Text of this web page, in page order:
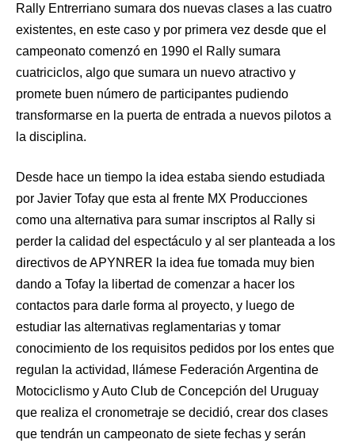
Rally Entrerriano sumara dos nuevas clases a las cuatro
existentes, en este caso y por primera vez desde que el
campeonato comenzó en 1990 el Rally sumara
cuatriciclos, algo que sumara un nuevo atractivo y
promete buen número de participantes pudiendo
transformarse en la puerta de entrada a nuevos pilotos a
la disciplina.
Desde hace un tiempo la idea estaba siendo estudiada
por Javier Tofay que esta al frente MX Producciones
como una alternativa para sumar inscriptos al Rally si
perder la calidad del espectáculo y al ser planteada a los
directivos de APYNRER la idea fue tomada muy bien
dando a Tofay la libertad de comenzar a hacer los
contactos para darle forma al proyecto, y luego de
estudiar las alternativas reglamentarias y tomar
conocimiento de los requisitos pedidos por los entes que
regulan la actividad, llámese Federación Argentina de
Motociclismo y Auto Club de Concepción del Uruguay
que realiza el cronometraje se decidió, crear dos clases
que tendrán un campeonato de siete fechas y serán